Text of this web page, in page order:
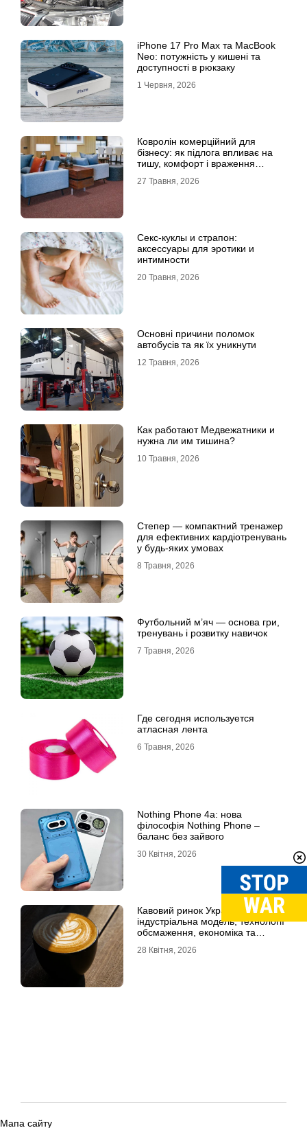
iPhone 17 Pro Max та MacBook
Neo: потужність у кишені та
доступності в рюкзаку
1 Червня, 2026
Ковролін комерційний для
бізнесу: як підлога впливає на
тишу, комфорт і враження
27 Травня, 2026
Секс-куклы и страпон:
аксессуары для эротики и
интимности
20 Травня, 2026
Основні причини поломок
автобусів та як їх уникнути
12 Травня, 2026
Как работают Медвежатники и
нужна ли им тишина?
10 Травня, 2026
Степер — компактний тренажер
для ефективних кардіотренувань
у будь-яких умовах
8 Травня, 2026
Футбольний м’яч — основа гри,
тренувань і розвитку навичок
7 Травня, 2026
Где сегодня используется
атласная лента
6 Травня, 2026
Nothing Phone 4a: нова
філософія Nothing Phone –
баланс без зайвого
30 Квітня, 2026
Кавовий ринок України: повна
індустріальна модель, технології
обсмаження, економіка та
28 Квітня, 2026
Мапа сайту